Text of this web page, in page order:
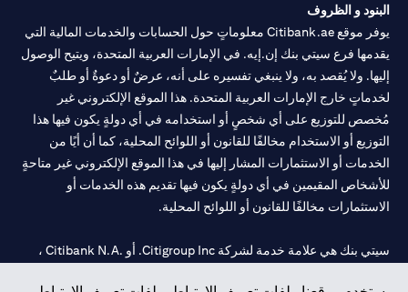
البنود و الظروف
يوفر موقع Citibank.ae معلوماتٍ حول الحسابات والخدمات المالية التي
يقدمها فرع سيتي بنك إن.إيه. في الإمارات العربية المتحدة، ويتيح الوصول
إليها. ولا يُقصد به، ولا ينبغي تفسيره على أنه، عرضٌ أو دعوةٌ أو طلبٌ
لخدماتٍ خارج الإمارات العربية المتحدة. هذا الموقع الإلكتروني غير
مُخصص للتوزيع على أي شخصٍ أو استخدامه في أي دولةٍ يكون فيها هذا
التوزيع أو الاستخدام مخالفًا للقانون أو اللوائح المحلية، كما أن أيًا من
الخدمات أو الاستثمارات المشار إليها في هذا الموقع الإلكتروني غير متاحةٍ
للأشخاص المقيمين في أي دولةٍ يكون فيها تقديم هذه الخدمات أو
الاستثمارات مخالفًا للقانون أو اللوائح المحلية.
سيتي بنك هي علامة خدمة لشركة Citigroup Inc. أو .Citibank N.A ،